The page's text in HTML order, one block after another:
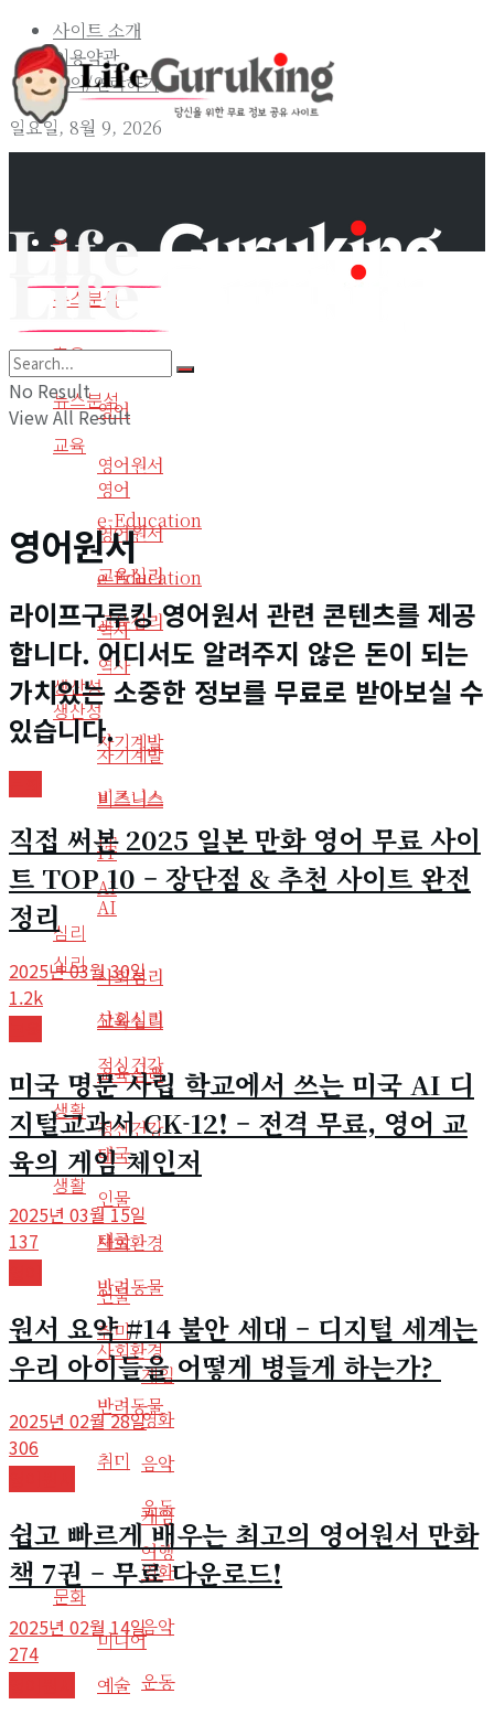
사이트 소개
이용약관
문의/연락하기
일요일, 8월 9, 2026
홈
뉴스분석
교육
영어
영어원서
e-Education
교육심리
역사
생산성
자기계발
비즈니스
IT
AI
심리
사회심리
교육심리
정신건강
생활
태국
인물
사회환경
반려동물
취미
게임
영화
음악
운동
홈
뉴스분석
교육
영어
영어원서
e-Education
교육심리
역사
생산성
자기계발
비즈니스
IT
AI
심리
사회심리
교육심리
정신건강
생활
태국
인물
사회환경
반려동물
취미
게임
영화
음악
운동
여행
문화
미디어
예술
No Result
View All Result
영어원서
라이프구루킹 영어원서 관련 콘텐츠를 제공
합니다. 어디서도 알려주지 않은 돈이 되는
가치있는 소중한 정보를 무료로 받아보실 수
있습니다.
직접 써본 2025 일본 만화 영어 무료 사이
트 TOP 10 – 장단점 & 추천 사이트 완전
정리
2025년 03월 30일
1.2k
미국 명문 사립 학교에서 쓰는 미국 AI 디
지털교과서 CK-12! – 전격 무료, 영어 교
육의 게임 체인저
2025년 03월 15일
137
원서 요약 #14 불안 세대 – 디지털 세계는
우리 아이들을 어떻게 병들게 하는가?
2025년 02월 28일
306
쉽고 빠르게 배우는 최고의 영어원서 만화
책 7권 – 무료 다운로드!
2025년 02월 14일
274